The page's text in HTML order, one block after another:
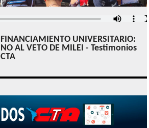
FINANCIAMIENTO UNIVERSITARIO:
NO AL VETO DE MILEI - Testimonios
CTA